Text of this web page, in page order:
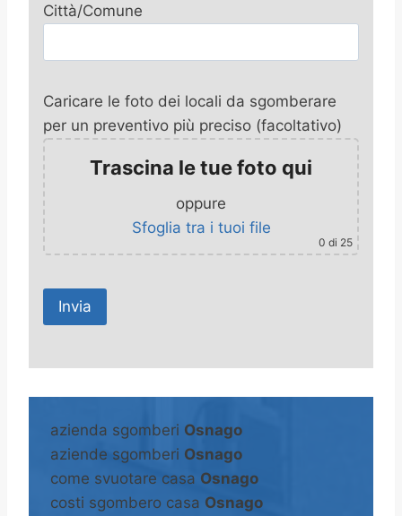
Città/Comune
Caricare le foto dei locali da sgomberare
per un preventivo più preciso (facoltativo)
Trascina le tue foto qui
oppure
Sfoglia tra i tuoi file
0 di 25
A
e
n
a
azienda sgomberi Osnago
aziende sgomberi Osnago
come svuotare casa Osnago
costi sgombero casa Osnago